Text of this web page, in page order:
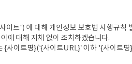
이트') 에 대해 개인정보 보호법 시행규
에 대해 지체 없이 조치하겠습니다.
이트명}(‘{사이트URL}’ 이하 '{사이트